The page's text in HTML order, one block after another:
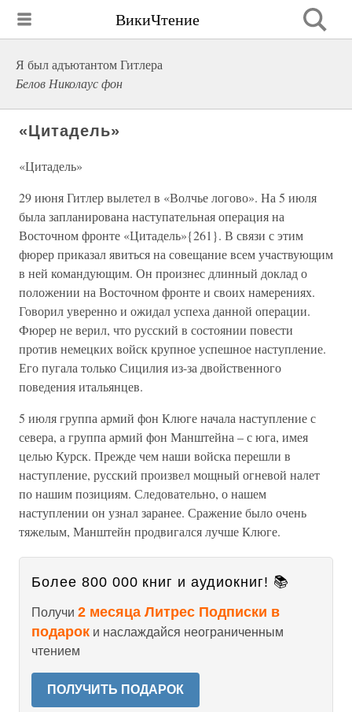
ВикиЧтение
Я был адъютантом Гитлера
Белов Николаус фон
«Цитадель»
«Цитадель»
29 июня Гитлер вылетел в «Волчье логово». На 5 июля
была запланирована наступательная операция на
Восточном фронте «Цитадель»{261}. В связи с этим
фюрер приказал явиться на совещание всем участвующим
в ней командующим. Он произнес длинный доклад о
положении на Восточном фронте и своих намерениях.
Говорил уверенно и ожидал успеха данной операции.
Фюрер не верил, что русский в состоянии повести
против немецких войск крупное успешное наступление.
Его пугала только Сицилия из-за двойственного
поведения итальянцев.
5 июля группа армий фон Клюге начала наступление с
севера, а группа армий фон Манштейна – с юга, имея
целью Курск. Прежде чем наши войска перешли в
наступление, русский произвел мощный огневой налет
по нашим позициям. Следовательно, о нашем
наступлении он узнал заранее. Сражение было очень
тяжелым, Манштейн продвигался лучше Клюге.
Более 800 000 книг и аудиокниг! 📚
Получи 2 месяца Литрес Подписки в
подарок и наслаждайся неограниченным
чтением
ПОЛУЧИТЬ ПОДАРОК